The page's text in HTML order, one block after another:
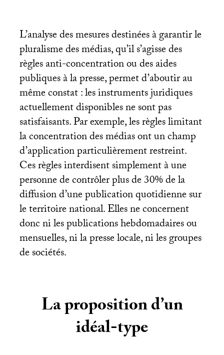
L’analyse des mesures destinées à garantir le
pluralisme des médias, qu’il s’agisse des
règles anti-concentration ou des aides
publiques à la presse, permet d’aboutir au
même constat : les instruments juridiques
actuellement disponibles ne sont pas
satisfaisants. Par exemple, les règles limitant
la concentration des médias ont un champ
d’application particulièrement restreint.
Ces règles interdisent simplement à une
personne de contrôler plus de 30% de la
diffusion d’une publication quotidienne sur
le territoire national. Elles ne concernent
donc ni les publications hebdomadaires ou
mensuelles, ni la presse locale, ni les groupes
de sociétés.
La proposition d’un
idéal-type